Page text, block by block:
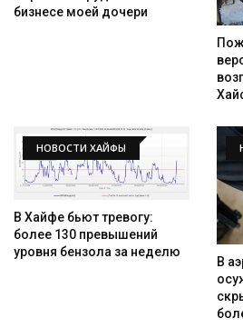
бизнесе моей дочери
НОВОСТИ ХАЙФЫ
В Хайфе бьют тревогу:
более 130 превышений
уровня бензола за неделю
В